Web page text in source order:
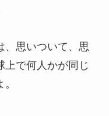
、思いついて、思
上で何人かが同じ